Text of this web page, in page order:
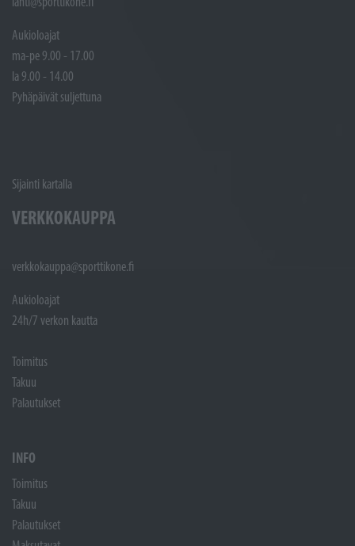
Aukioloajat
ma-pe 9.00 - 17.00
la 9.00 - 14.00
Pyhäpäivät suljettuna
Sijainti kartalla
VERKKOKAUPPA
verkkokauppa@sporttikone.fi
Aukioloajat
24h/7 verkon kautta
Toimitus
Takuu
Palautukset
INFO
Toimitus
Takuu
Palautukset